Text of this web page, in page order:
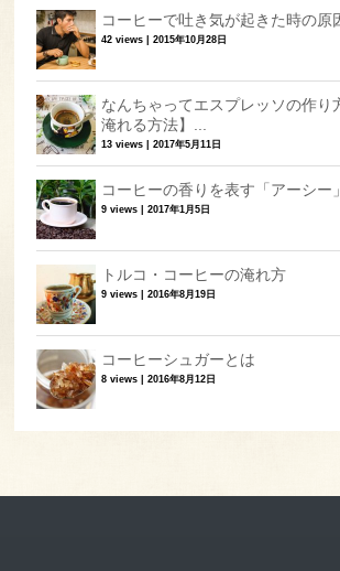
コーヒーで吐き気が起きた時の原
42 views |2015年10月28日
なんちゃってエスプレッソの作
淹れる方法】...
13 views |2017年5月11日
コーヒーの香りを表す「アーシー
9 views |2017年1月5日
トルコ・コーヒーの淹れ方
9 views |2016年8月19日
コーヒーシュガーとは
8 views |2016年8月12日